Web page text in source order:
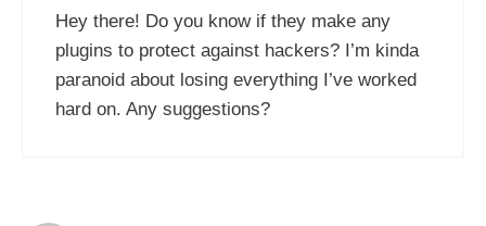
Hey there! Do you know if they make any
plugins to protect against hackers? I’m kinda
paranoid about losing everything I’ve worked
hard on. Any suggestions?